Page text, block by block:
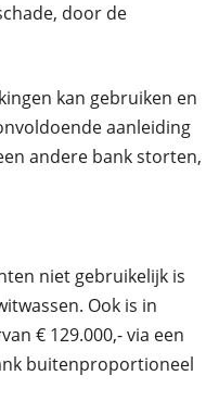
door de
kan gebruiken en
aanleiding
andere bank storten,
niet gebruikelijk is
Ook is in
€ 129.000,- via een
buitenproportioneel